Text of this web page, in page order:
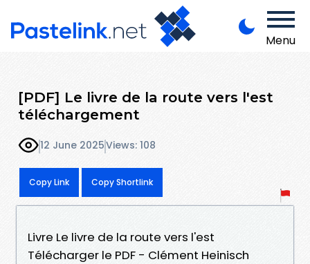
Menu
[PDF] Le livre de la route vers l'est
téléchargement
12 June 2025Views: 108
Copy Link Copy Shortlink
Livre Le livre de la route vers l'est
Télécharger le PDF - Clément Heinisch